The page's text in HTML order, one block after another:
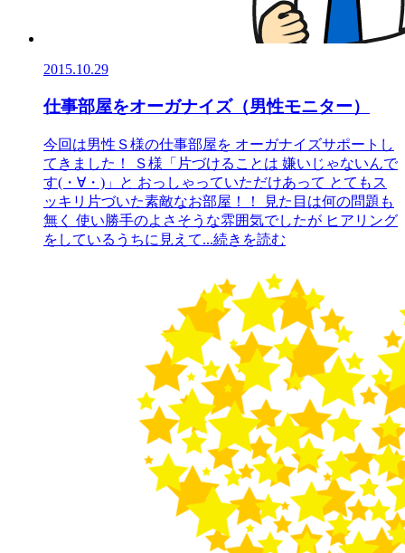
2015.10.29
仕事部屋をオーガナイズ（男性モニター）
今回は男性Ｓ様の仕事部屋を オーガナイズサポートし
てきました！ Ｓ様「片づけることは 嫌いじゃないんで
す(・∀・)」と おっしゃっていただけあって とてもス
ッキリ片づいた素敵なお部屋！！ 見た目は何の問題も
無く 使い勝手のよさそうな雰囲気でしたが ヒアリング
をしているうちに見えて...続きを読む